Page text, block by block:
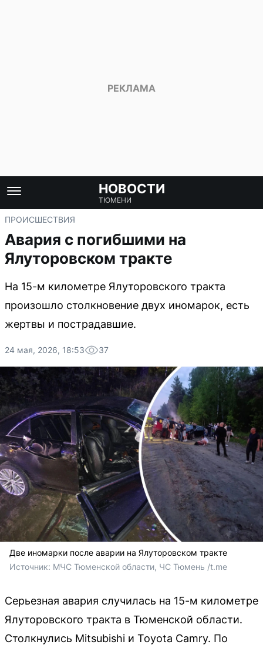
НОВОСТИ
ТЮМЕНИ
ПРОИСШЕСТВИЯ
Авария с погибшими на
Ялуторовском тракте
На 15-м километре Ялуторовского тракта
произошло столкновение двух иномарок, есть
жертвы и пострадавшие.
24 мая, 2026, 18:53 37
Две иномарки после аварии на Ялуторовском тракте
Источник: МЧС Тюменской области, ЧС Тюмень /t.me
Серьезная авария случилась на 15-м километре
Ялуторовского тракта в Тюменской области.
Столкнулись Mitsubishi и Toyota Camry. По